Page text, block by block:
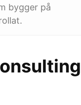
bygger på